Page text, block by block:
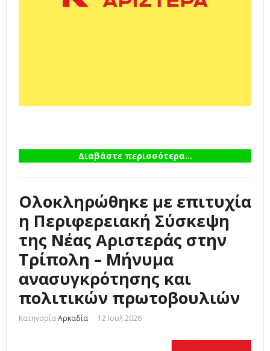
Διαβάστε περισσότερα...
Ολοκληρώθηκε με επιτυχία
η Περιφερειακή Σύσκεψη
της Νέας Αριστεράς στην
Τρίπολη – Μήνυμα
ανασυγκρότησης και
πολιτικών πρωτοβουλιών
ΚατηγορίαΑρκαδία 12 Ιουλ 2026